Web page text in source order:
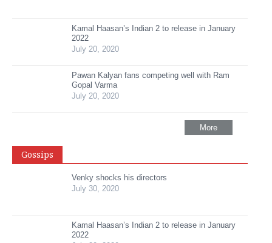
Kamal Haasan’s Indian 2 to release in January
2022
July 20, 2020
Pawan Kalyan fans competing well with Ram
Gopal Varma
July 20, 2020
More
Gossips
Venky shocks his directors
July 30, 2020
Kamal Haasan’s Indian 2 to release in January
2022